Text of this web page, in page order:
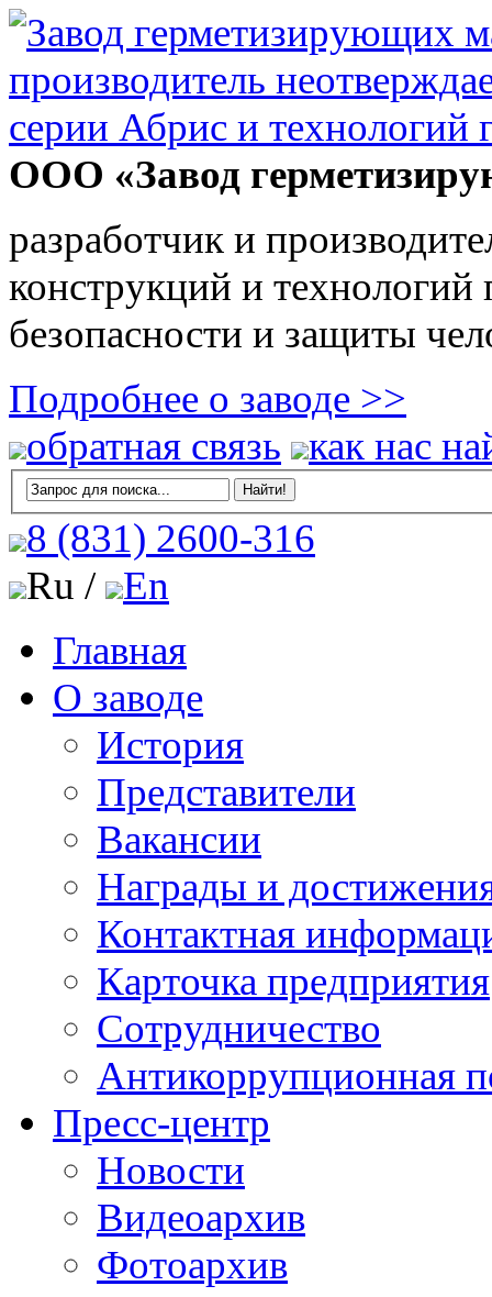
ООО «Завод
разработчик и
конструкций и
безопасности и защиты
Подробнее о заводе >>
обратная связь
как нас
8 (831) 2600-316
Ru /
En
Главная
О заводе
История
Представители
Вакансии
Награды и
Контактная
Карточка предприятия
Сотрудничество
Антикоррупционная
Пресс-центр
Новости
Видеоархив
Фотоархив